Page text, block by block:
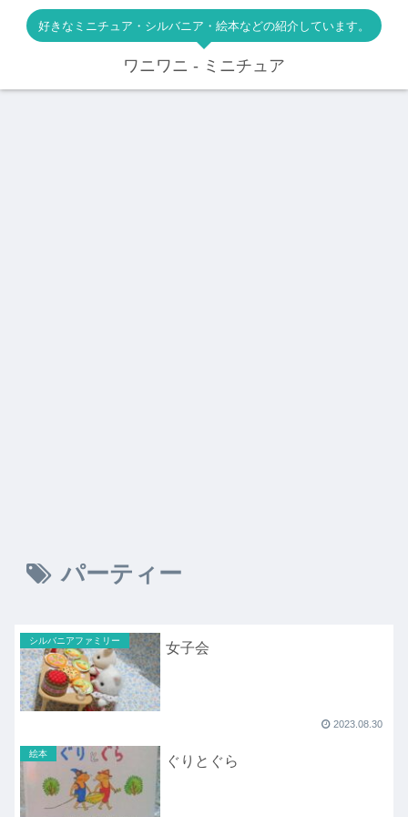
好きなミニチュア・シルバニア・絵本などの紹介しています。
ワニワニ - ミニチュア
パーティー
シルバニアファミリー 女子会
2023.08.30
絵本 ぐりとぐら